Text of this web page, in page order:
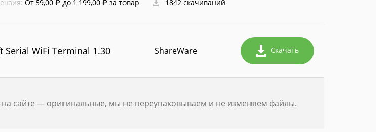
От 59,00 ₽ до 1 199,00 ₽ за товар 1842 скачиваний
Serial WiFi Terminal 1.30 ShareWare Скачать
сайте — оригинальные, мы не переупаковываем и не изменяем файлы.